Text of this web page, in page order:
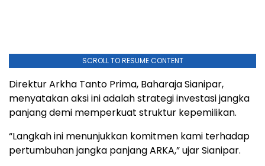
SCROLL TO RESUME CONTENT
Direktur Arkha Tanto Prima, Baharaja Sianipar,
menyatakan aksi ini adalah strategi investasi jangka
panjang demi memperkuat struktur kepemilikan.
“Langkah ini menunjukkan komitmen kami terhadap
pertumbuhan jangka panjang ARKA,” ujar Sianipar.